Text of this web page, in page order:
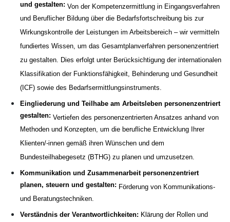
und gestalten: Von der Kompetenzermittlung in Eingangsverfahren
und Beruflicher Bildung über die Bedarfsfortschreibung bis zur
Wirkungskontrolle der Leistungen im Arbeitsbereich – wir vermitteln
fundiertes Wissen, um das Gesamtplanverfahren personenzentriert
zu gestalten. Dies erfolgt unter Berücksichtigung der internationalen
Klassifikation der Funktionsfähigkeit, Behinderung und Gesundheit
(ICF) sowie des Bedarfsermittlungsinstruments.
Eingliederung und Teilhabe am Arbeitsleben personenzentriert
gestalten: Vertiefen des personenzentrierten Ansatzes anhand von
Methoden und Konzepten, um die berufliche Entwicklung Ihrer
Klienten/-innen gemäß ihren Wünschen und dem
Bundesteilhabegesetz (BTHG) zu planen und umzusetzen.
Kommunikation und Zusammenarbeit personenzentriert
planen, steuern und gestalten: Förderung von Kommunikations-
und Beratungstechniken.
Verständnis der Verantwortlichkeiten: Klärung der Rollen und